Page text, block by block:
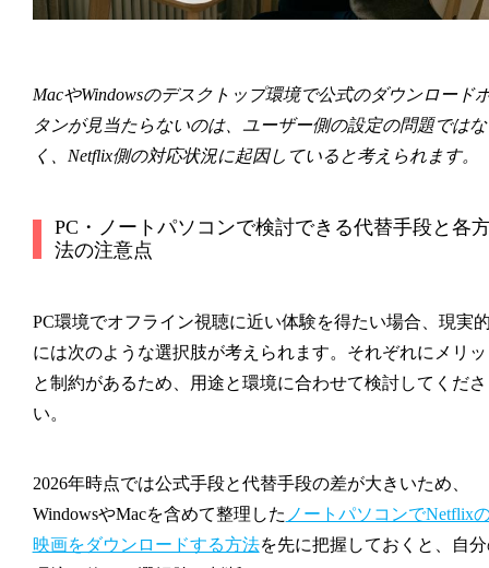
MacやWindowsのデスクトップ環境で公式のダウンロード
タンが見当たらないのは、ユーザー側の設定の問題ではな
く、Netflix側の対応状況に起因していると考えられます。
PC・ノートパソコンで検討できる代替手段と各
法の注意点
PC環境でオフライン視聴に近い体験を得たい場合、現実
には次のような選択肢が考えられます。それぞれにメリ
と制約があるため、用途と環境に合わせて検討してくださ
い。
2026年時点では公式手段と代替手段の差が大きいため、
WindowsやMacを含めて整理した ノートパソコンでNetflix
映画をダウンロードする方法を先に把握しておくと、自